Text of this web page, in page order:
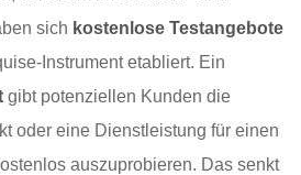
sich kostenlose Testangebote
Instrument etabliert. Ein
gibt potenziellen Kunden die
oder eine Dienstleistung für einen
auszuprobieren. Das senkt